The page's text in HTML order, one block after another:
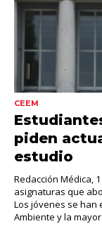
CEEM
piden
estudio
Redacción Médica,
asignaturas que
Los jóvenes se han
Ambiente y la